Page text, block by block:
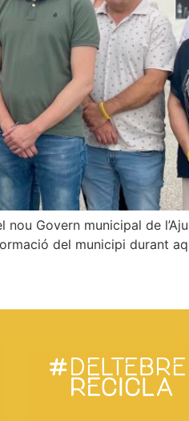
Govern municipal de
del municipi durant